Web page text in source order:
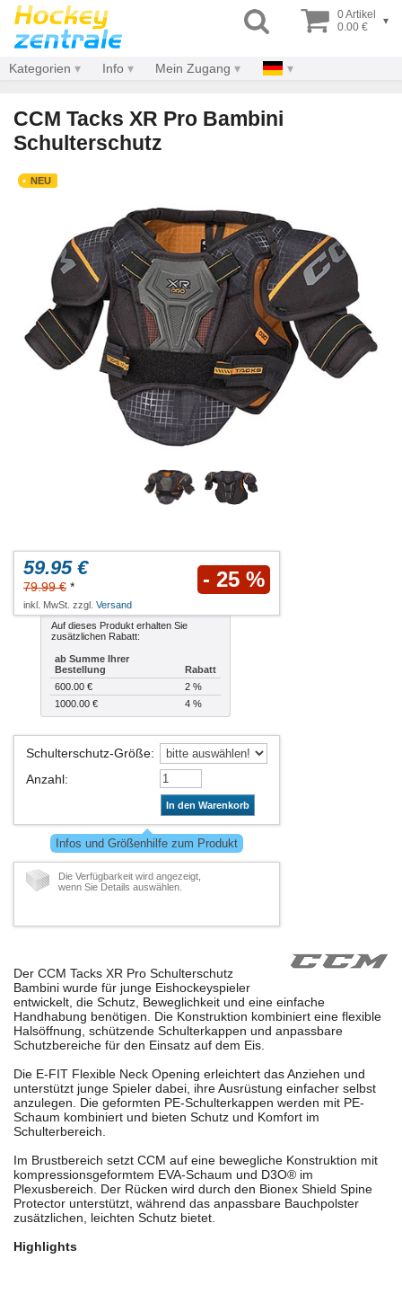
0 Artikel
0.00 €
▾
Kategorien Info Mein Zugang
CCM Tacks XR Pro Bambini
Schulterschutz
NEU
59.95 €
79.99 € * - 25 %
inkl. MwSt. zzgl. Versand
Auf dieses Produkt erhalten Sie
zusätzlichen Rabatt:
ab Summe Ihrer
Bestellung
Rabatt
600.00 €
2 %
1000.00 €
4 %
Schulterschutz-Größe:
Anzahl:
In den Warenkorb
Infos und Größenhilfe zum Produkt
Die Verfügbarkeit wird angezeigt,
wenn Sie Details auswählen.
Der CCM Tacks XR Pro Schulterschutz
Bambini wurde für junge Eishockeyspieler
entwickelt, die Schutz, Beweglichkeit und eine einfache
Handhabung benötigen. Die Konstruktion kombiniert eine flexible
Halsöffnung, schützende Schulterkappen und anpassbare
Schutzbereiche für den Einsatz auf dem Eis.
Die E-FIT Flexible Neck Opening erleichtert das Anziehen und
unterstützt junge Spieler dabei, ihre Ausrüstung einfacher selbst
anzulegen. Die geformten PE-Schulterkappen werden mit PE-
Schaum kombiniert und bieten Schutz und Komfort im
Schulterbereich.
Im Brustbereich setzt CCM auf eine bewegliche Konstruktion mit
kompressionsgeformtem EVA-Schaum und D3O® im
Plexusbereich. Der Rücken wird durch den Bionex Shield Spine
Protector unterstützt, während das anpassbare Bauchpolster
zusätzlichen, leichten Schutz bietet.
Highlights